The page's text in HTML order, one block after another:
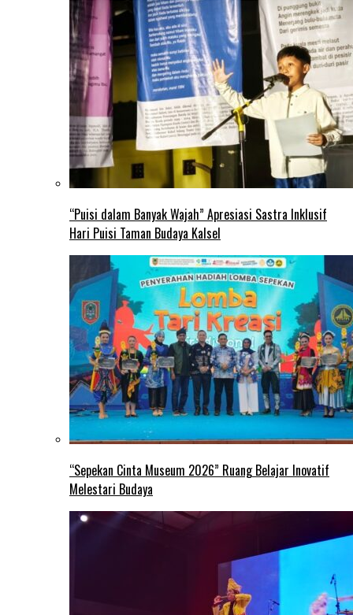
“Puisi dalam Banyak Wajah” Apresiasi Sastra Inklusif
Hari Puisi Taman Budaya Kalsel
“Sepekan Cinta Museum 2026” Ruang Belajar Inovatif
Melestari Budaya